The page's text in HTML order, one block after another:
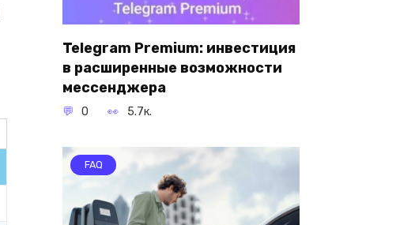
Telegram Premium: инвестиция
в расширенные возможности
мессенджера
0 5.7к.
FAQ